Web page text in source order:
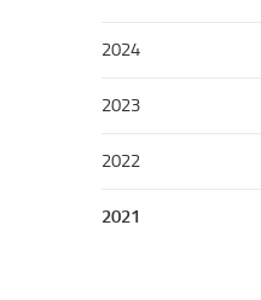
2024
2023
2022
2021